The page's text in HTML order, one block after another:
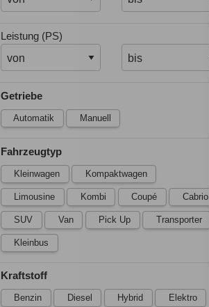
Leistung (PS)
Getriebe
Automatik Manuell
Fahrzeugtyp
Kleinwagen Kompaktwagen
Limousine Kombi Coupé Cabrio
SUV Van Pick Up Transporter
Kleinbus
Kraftstoff
Benzin Diesel Hybrid Elektro